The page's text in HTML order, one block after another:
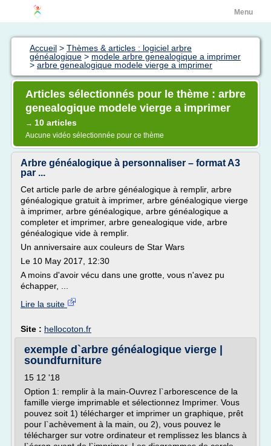
Menu
Accueil > Thèmes & articles : logiciel arbre
généalogique > modele arbre genealogique a imprimer
> arbre genealogique modele vierge a imprimer
Articles sélectionnés pour le thème : arbre
genealogique modele vierge a imprimer
→ 10 articles
Aucune vidéo sélectionnée pour ce thème
Arbre généalogique à personnaliser – format A3
par ...
Cet article parle de arbre généalogique à remplir, arbre
généalogique gratuit à imprimer, arbre généalogique vierge
à imprimer, arbre généalogique, arbre généalogique a
completer et imprimer, arbre genealogique vide, arbre
généalogique vide à remplir.
Un anniversaire aux couleurs de Star Wars
Le 10 May 2017, 12:30
A moins d'avoir vécu dans une grotte, vous n'avez pu
échapper, ...
Lire la suite
Site : hellocoton.fr
exemple d`arbre généalogique vierge |
soundfurniture
15 12 '18
Option 1: remplir à la main-Ouvrez l`arborescence de la
famille vierge imprimable et sélectionnez Imprimer. Vous
pouvez soit 1) télécharger et imprimer un graphique, prêt
pour l`achèvement à la main, ou 2), vous pouvez le
télécharger sur votre ordinateur et remplissez les blancs à